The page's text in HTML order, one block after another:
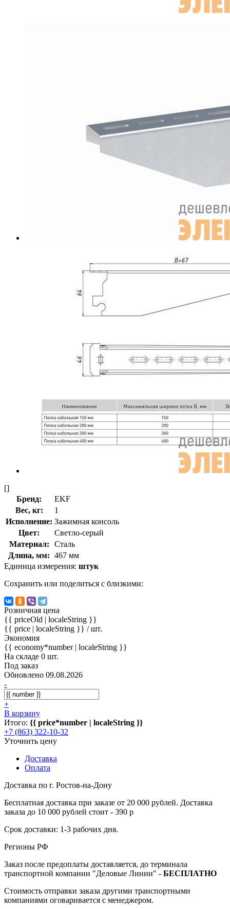
[]
Бренд:
EKF
Вес, кг:
1
Исполнение: Зажимная консоль
Цвет:
Светло-серый
Материал:
Сталь
Длина, мм: 467 мм
Единица измерения: штук
Сохранить или поделиться с близкими:
Розничная цена
{{ priceOld | localeString }}
{{ price | localeString }} / шт.
Экономия
{{ economy*number | localeString }}
На складе 0 шт.
Под заказ
Обновлено 09.08.2026
-
+
В корзину
Итого: {{ price*number | localeString }}
+7 (863) 322-10-32
Уточнить цену
Доставка
Оплата
Доставка по г. Ростов-на-Дону
Бесплатная доставка при заказе от 20 000 рублей. Доставка
заказа до 10 000 рублей стоит - 390 р
Срок доставки: 1-3 рабочих дня.
Регионы РФ
Заказ после предоплаты доставляется, до терминала
транспортной компании "Деловые Линии" - БЕСПЛАТНО
Стоимость отправки заказа другими транспортными
компаниями оговаривается с менеджером.